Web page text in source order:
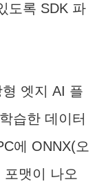
도록 SDK 파
엣지 AI 플
습한 데이터
에 ONNX(오
맷이 나오